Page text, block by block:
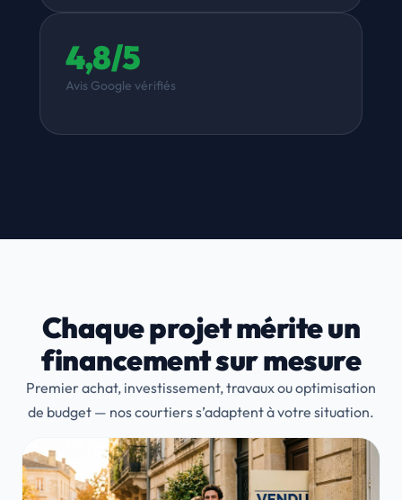
4,8/5
Avis Google vérifiés
Chaque projet mérite un
financement sur mesure
Premier achat, investissement, travaux ou optimisation
de budget — nos courtiers s’adaptent à votre situation.